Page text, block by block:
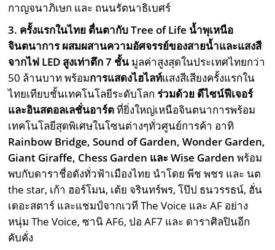
กาญจนาภิเษก และ ถนนรัตนาธิเบศร์
3. ครั้งแรกในไทย ตื่นตากับ Tree of Life น้ำพุเหนือ
จินตนาการ ผสมผสานความอัศจรรย์ของสายน้ำและแสงสี
จากไฟ LED สูงเท่าตึก 7 ชั้น มูลค่าสูงสุดในประเทศไทยกว่า
50 ล้านบาท พร้อมการแสดงไฮไลท์แสงสีเสียงครั้งแรกใน
ไทยเทียบชั้นเทคโนโลยีระดับโลก ร่วมด้วย ดีไซน์ฟีเจอร์
และอินสตอลเลชั่นอาร์ตที่ยิ่งใหญ่เหนือจินตนาการพร้อม
เทคโนโลยีสุดพิเศษในโซนต่างๆทั่วศูนย์การค้า อาทิ
Rainbow Bridge, Sound of Garden, Wonder Garden,
Giant Giraffe, Chess Garden และ Wise Garden พร้อม
พบกับดาราชื่อดังทั่วฟ้าเมืองไทย นำโดย พีช พชร และ นต
the star, เก้า ฮอร์โมน, เต้ย จรินทร์พร, โป๊ป ธนวรรธน์, ฮั่น
เดอะสตาร์ และแชมป์จากเวที The Voice และ AF อย่าง
หนุ่ม The Voice, ซานิ AF6, ปอ AF7 และ ดาราศิลปินอีก
คับคั่ง